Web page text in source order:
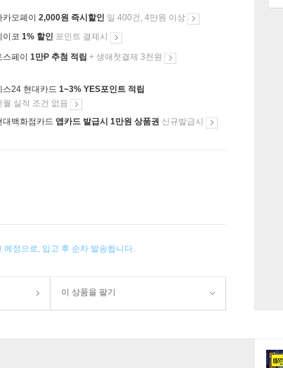
카오페이 2,000원 즉시할인 일 400건, 4만원 이상
이코 1% 할인 포인트 결제시
스페이 1만P 추첨 적립 + 생애첫결제 3천원
스24 현대카드 1~3% YES포인트 적립
월 실적 조건 없음
대백화점카드 앱카드 발급시 1만원 상품권 신규발급시
예정으로, 입고 후 순차 발송됩니다.
이 상품을 팔기